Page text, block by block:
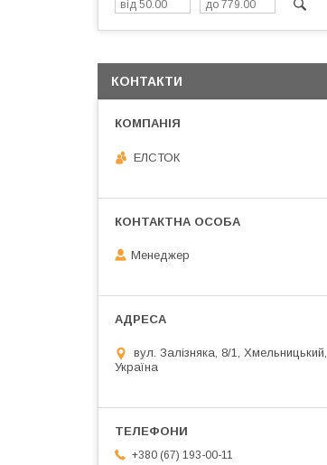
КОНТАКТИ
ЕЛСТОК
Менеджер
вул. Залізняка, 8/1, Хмельницький,
Україна
+380 (67) 193-00-11